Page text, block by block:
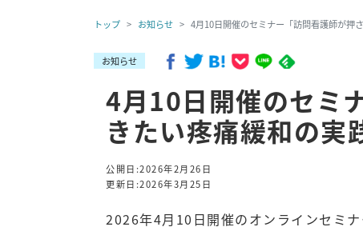
トップ お知らせ 4月10日開催のセミナー「訪問看護師が押
お知らせ
4月10日開催のセミ
きたい疼痛緩和の実
公開日:2026年2月26日
更新日:2026年3月25日
2026年4月10日開催のオンラインセミ